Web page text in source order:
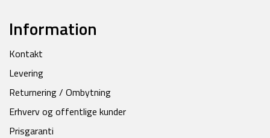
Information
Kontakt
Levering
Returnering / Ombytning
Erhverv og offentlige kunder
Prisgaranti